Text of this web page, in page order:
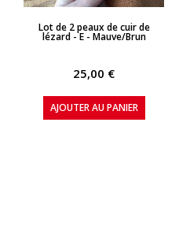
APERÇU RAPIDE
Lot de 2 peaux de cuir de
lézard - E - Mauve/Brun
25,00 €
AJOUTER AU PANIER